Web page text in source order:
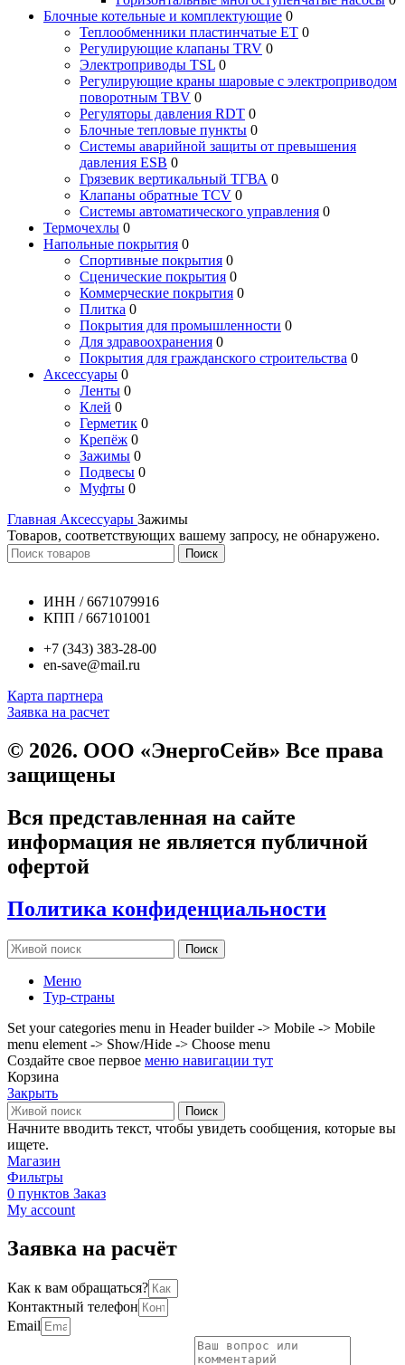
Блочные котельные и комплектующие 0
Теплообменники пластинчатые ЕТ 0
Регулирующие клапаны TRV 0
Электроприводы TSL 0
Регулирующие краны шаровые с электроприводом
поворотным TBV 0
Регуляторы давления RDT 0
Блочные тепловые пункты 0
Системы аварийной защиты от превышения
давления ESB 0
Грязевик вертикальный ТГВА 0
Клапаны обратные TCV 0
Системы автоматического управления 0
Термочехлы 0
Напольные покрытия 0
Спортивные покрытия 0
Сценические покрытия 0
Коммерческие покрытия 0
Плитка 0
Покрытия для промышленности 0
Для здравоохранения 0
Покрытия для гражданского строительства 0
Аксессуары 0
Ленты 0
Клей 0
Герметик 0
Крепёж 0
Зажимы 0
Подвесы 0
Муфты 0
Главная Аксессуары Зажимы
Товаров, соответствующих вашему запросу, не обнаружено.
Поиск
ИНН / 6671079916
КПП / 667101001
+7 (343) 383-28-00
en-save@mail.ru
Карта партнера
Заявка на расчет
© 2026. ООО «ЭнергоСейв» Все права
защищены
Вся представленная на сайте
информация не является публичной
офертой
Политика конфиденциальности
Поиск
Меню
Тур-страны
Set your categories menu in Header builder -> Mobile -> Mobile
menu element -> Show/Hide -> Choose menu
Создайте свое первое меню навигации тут
Корзина
Закрыть
Поиск
Начните вводить текст, чтобы увидеть сообщения, которые вы
ищете.
Магазин
Фильтры
0 пунктов Заказ
My account
Заявка на расчёт
Как к вам обращаться?
Контактный телефон
Email